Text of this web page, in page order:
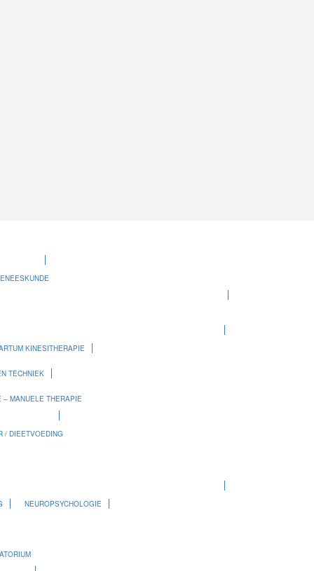
KINESITHERAPIE
TECHNIEK
– MANUELE THERAPIE
/ DIEETVOEDING
NEUROPSYCHOLOGIE